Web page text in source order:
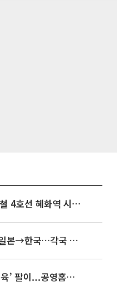
전장연, 오늘(10일) 서울 지하철 4호선 혜화역 시위…1호선 용산역 무정차
태풍 '돌핀' 중국 상륙, '찬홈' 일본→한국…각국 기상청 예상 경로는?
영홈쇼핑 표기·검증 구멍